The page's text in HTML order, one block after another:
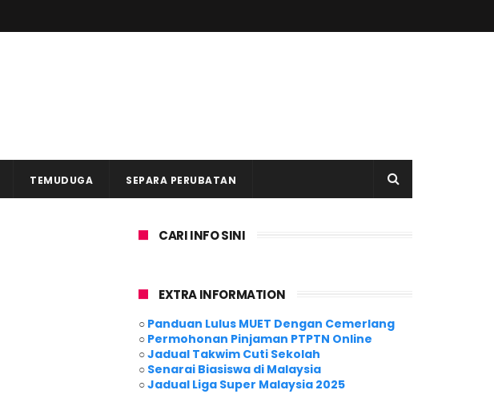
TEMUDUGA SEPARA PERUBATAN
CARI INFO SINI
EXTRA INFORMATION
○ Panduan Lulus MUET Dengan Cemerlang
○ Permohonan Pinjaman PTPTN Online
○Jadual Takwim Cuti Sekolah
○ Senarai Biasiswa di Malaysia
○Jadual Liga Super Malaysia 2025